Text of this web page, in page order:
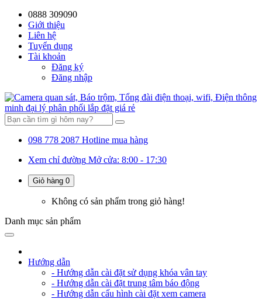
0888 309090
Giới thiệu
Liên hệ
Tuyển dụng
Tài khoản
Đăng ký
Đăng nhập
098 778 2087 Hotline mua hàng
Xem chỉ đường Mở cửa: 8:00 - 17:30
Giỏ hàng 0
Không có sản phẩm trong giỏ hàng!
Danh mục sản phẩm
Hướng dẫn
- Hướng dẫn cài đặt sử dụng khóa vân tay
- Hướng dẫn cài đặt trung tâm báo động
- Hướng dẫn cấu hình cài đặt xem camera